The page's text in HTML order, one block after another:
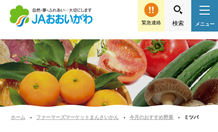
緊急連絡
ホーム ファーマーズマーケットまんさいかん 今月のおすすめ野菜 ミツバ